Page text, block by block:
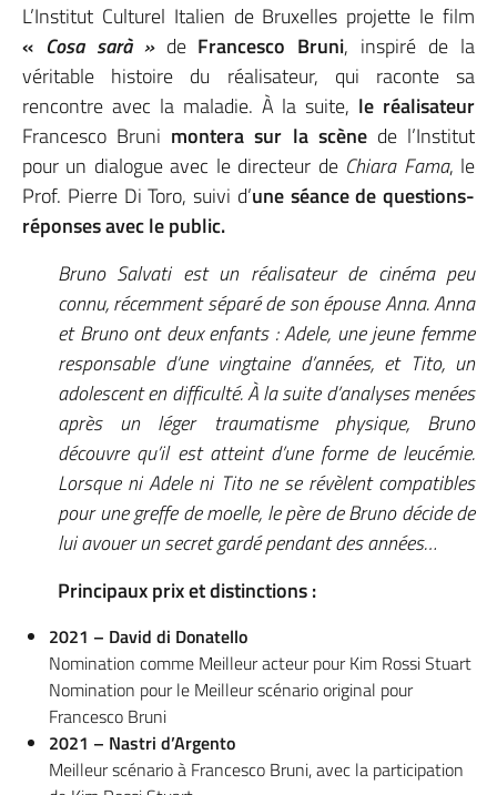
L’Institut Culturel Italien de Bruxelles projette le film
« Cosa sarà » de Francesco Bruni, inspiré de la
véritable histoire du réalisateur, qui raconte sa
rencontre avec la maladie. À la suite, le réalisateur
Francesco Bruni montera sur la scènede l’Institut
pour un dialogue avec le directeur de Chiara Fama, le
Prof. Pierre Di Toro, suivi d’une séance de questions-
réponses avec le public.
Bruno Salvati est un réalisateur de cinéma peu
connu, récemment séparé de son épouse Anna. Anna
et Bruno ont deux enfants : Adele, une jeune femme
responsable d’une vingtaine d’années, et Tito, un
adolescent en difficulté. À la suite d’analyses menées
après un léger traumatisme physique, Bruno
découvre qu’il est atteint d’une forme de leucémie.
Lorsque ni Adele ni Tito ne se révèlent compatibles
pour une greffe de moelle, le père de Bruno décide de
lui avouer un secret gardé pendant des années…
Principaux prix et distinctions :
2021 – David di Donatello
Nomination comme Meilleur acteur pour Kim Rossi Stuart
Nomination pour le Meilleur scénario original pour
Francesco Bruni
2021 – Nastri d’Argento
Meilleur scénario à Francesco Bruni, avec la participation